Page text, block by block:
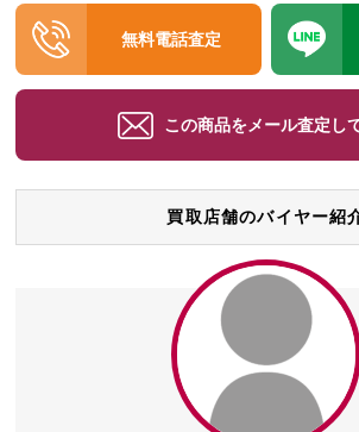
無料電話査定
この商品をメール査定し
買取店舗のバイヤー紹